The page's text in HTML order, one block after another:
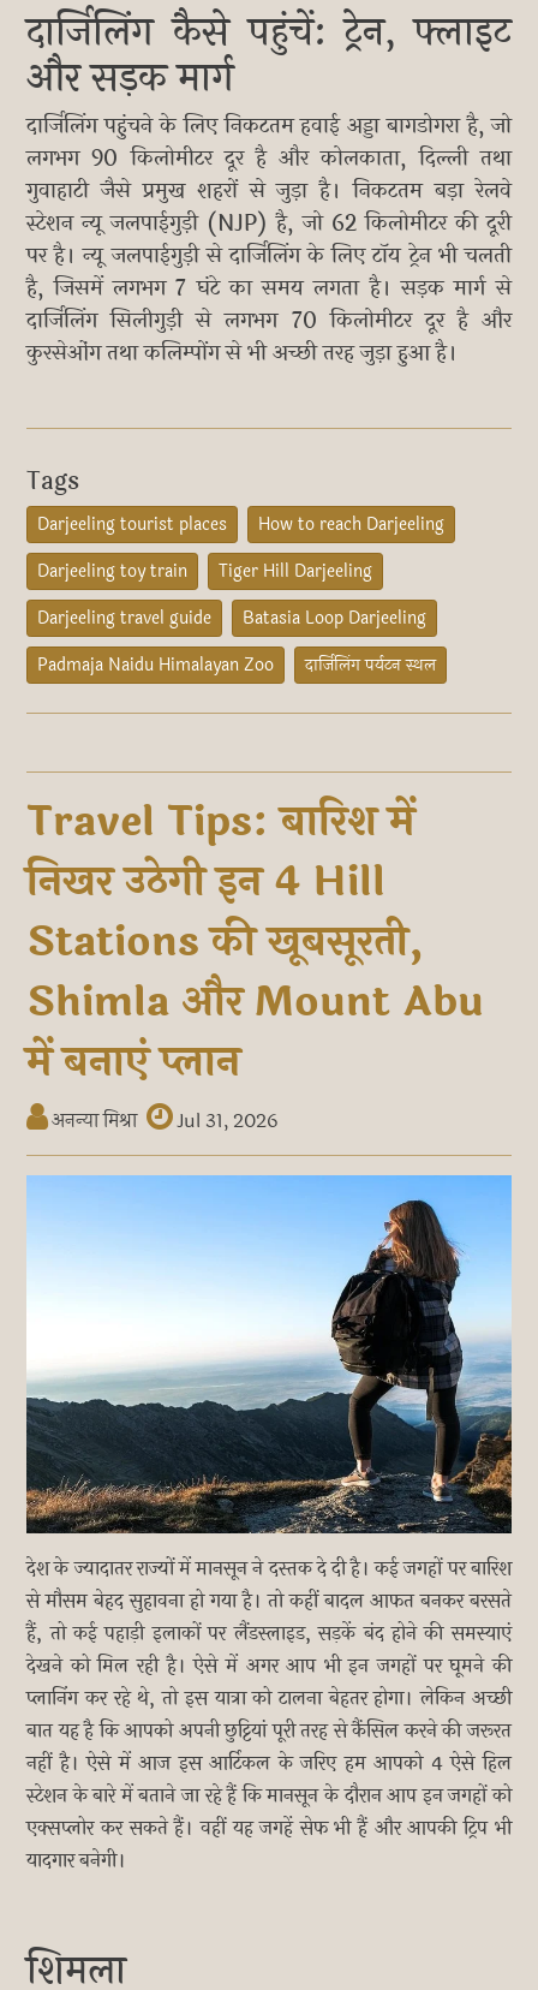
दार्जिलिंग कैसे पहुंचें: ट्रेन, फ्लाइट
और सड़क मार्ग
दार्जिलिंग पहुंचने के लिए निकटतम हवाई अड्डा बागडोगरा है, जो
लगभग 90 किलोमीटर दूर है और कोलकाता, दिल्ली तथा
गुवाहाटी जैसे प्रमुख शहरों से जुड़ा है। निकटतम बड़ा रेलवे
स्टेशन न्यू जलपाईगुड़ी (NJP) है, जो 62 किलोमीटर की दूरी
पर है। न्यू जलपाईगुड़ी से दार्जिलिंग के लिए टॉय ट्रेन भी चलती
है, जिसमें लगभग 7 घंटे का समय लगता है। सड़क मार्ग से
दार्जिलिंग सिलीगुड़ी से लगभग 70 किलोमीटर दूर है और
कुरसेओंग तथा कलिम्पोंग से भी अच्छी तरह जुड़ा हुआ है।
Tags
Darjeeling tourist places
How to reach Darjeeling
Darjeeling toy train
Tiger Hill Darjeeling
Darjeeling travel guide
Batasia Loop Darjeeling
Padmaja Naidu Himalayan Zoo
दार्जिलिंग पर्यटन स्थल
Travel Tips: बारिश में
निखर उठेगी इन 4 Hill
Stations की खूबसूरती,
Shimla और Mount Abu
में बनाएं प्लान
अनन्या मिश्रा Jul 31, 2026
देश के ज्यादातर राज्यों में मानसून ने दस्तक दे दी है। कई जगहों पर बारिश
से मौसम बेहद सुहावना हो गया है। तो कहीं बादल आफत बनकर बरसते
हैं, तो कई पहाड़ी इलाकों पर लैंडस्लाइड, सड़कें बंद होने की समस्याएं
देखने को मिल रही है। ऐसे में अगर आप भी इन जगहों पर घूमने की
प्लानिंग कर रहे थे, तो इस यात्रा को टालना बेहतर होगा। लेकिन अच्छी
बात यह है कि आपको अपनी छुट्टियां पूरी तरह से कैंसिल करने की जरूरत
नहीं है। ऐसे में आज इस आर्टिकल के जरिए हम आपको 4 ऐसे हिल
स्टेशन के बारे में बताने जा रहे हैं कि मानसून के दौरान आप इन जगहों को
एक्सप्लोर कर सकते हैं। वहीं यह जगहें सेफ भी हैं और आपकी ट्रिप भी
यादगार बनेगी।
शिमला